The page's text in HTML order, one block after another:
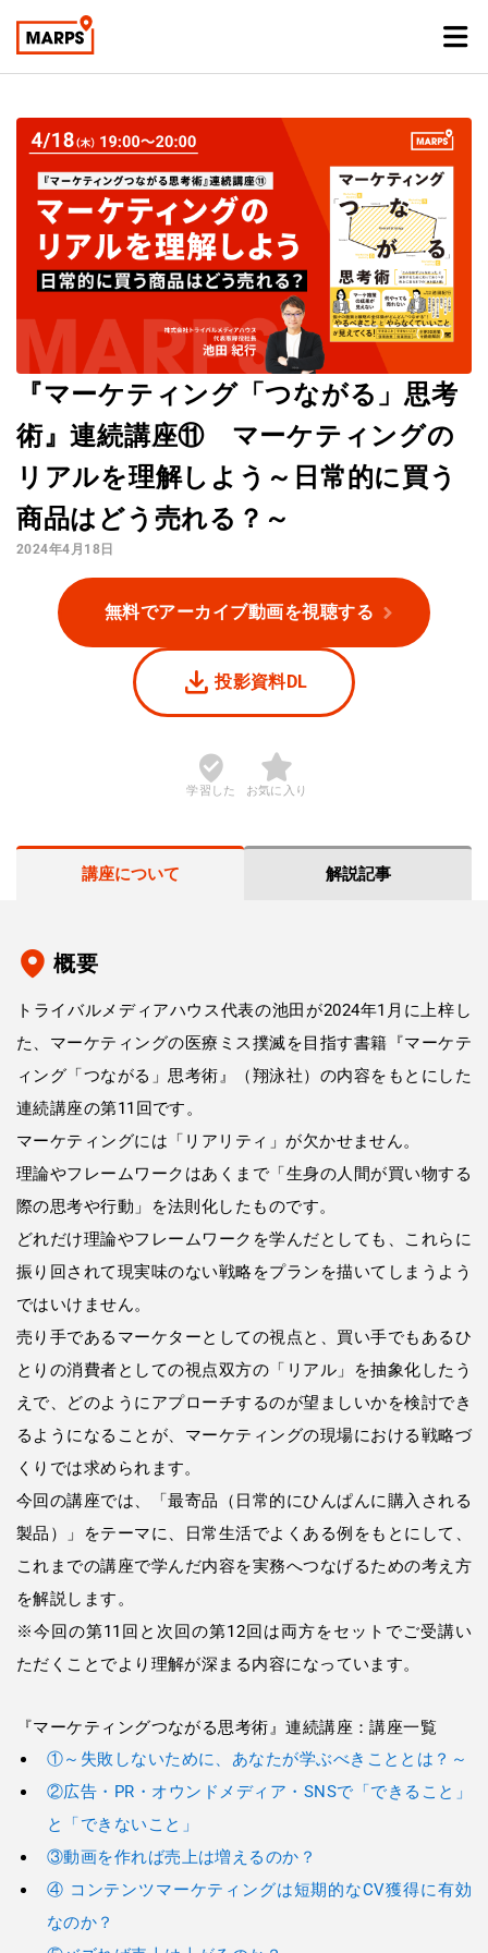
『マーケティング「つながる」思考
術』連続講座⑪ マーケティングの
リアルを理解しよう～日常的に買う
商品はどう売れる？～
2024年4月18日
無料でアーカイブ動画を視聴する
投影資料DL
学習した お気に入り
講座について 解説記事
概要
トライバルメディアハウス代表の池田が2024年1月に上梓し
た、マーケティングの医療ミス撲滅を目指す書籍『マーケテ
ィング「つながる」思考術』（翔泳社）の内容をもとにした
連続講座の第11回です。
マーケティングには「リアリティ」が欠かせません。
理論やフレームワークはあくまで「生身の人間が買い物する
際の思考や行動」を法則化したものです。
どれだけ理論やフレームワークを学んだとしても、これらに
振り回されて現実味のない戦略をプランを描いてしまうよう
ではいけません。
売り手であるマーケターとしての視点と、買い手でもあるひ
とりの消費者としての視点双方の「リアル」を抽象化したう
えで、どのようにアプローチするのが望ましいかを検討でき
るようになることが、マーケティングの現場における戦略づ
くりでは求められます。
今回の講座では、「最寄品（日常的にひんぱんに購入される
製品）」をテーマに、日常生活でよくある例をもとにして、
これまでの講座で学んだ内容を実務へつなげるための考え方
を解説します。
※今回の第11回と次回の第12回は両方をセットでご受講い
ただくことでより理解が深まる内容になっています。
『マーケティングつながる思考術』連続講座：講座一覧
①～失敗しないために、あなたが学ぶべきこととは？～
②広告・PR・オウンドメディア・SNSで「できること」
と「できないこと」
③動画を作れば売上は増えるのか？
④ コンテンツマーケティングは短期的なCV獲得に有効
なのか？